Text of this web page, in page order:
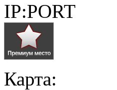
IP:PORT
Карта: